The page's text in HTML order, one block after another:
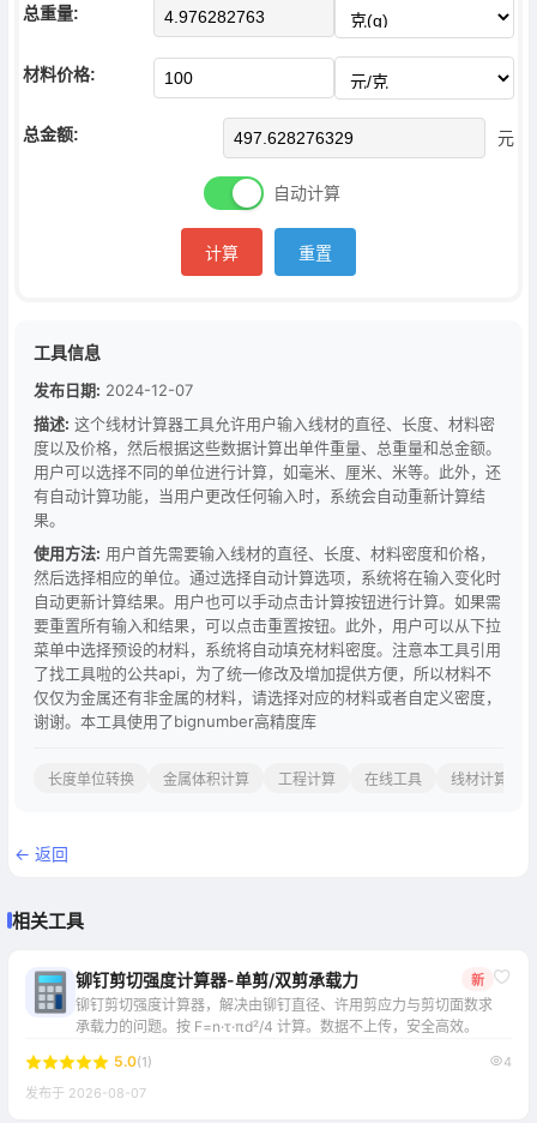
总重量:
材料价格:
总金额: 元
自动计算
计算 重置
工具信息
发布日期: 2024-12-07
描述: 这个线材计算器工具允许用户输入线材的直径、长度、材料密
度以及价格，然后根据这些数据计算出单件重量、总重量和总金额。
用户可以选择不同的单位进行计算，如毫米、厘米、米等。此外，还
有自动计算功能，当用户更改任何输入时，系统会自动重新计算结
果。
使用方法: 用户首先需要输入线材的直径、长度、材料密度和价格，
然后选择相应的单位。通过选择自动计算选项，系统将在输入变化时
自动更新计算结果。用户也可以手动点击计算按钮进行计算。如果需
要重置所有输入和结果，可以点击重置按钮。此外，用户可以从下拉
菜单中选择预设的材料，系统将自动填充材料密度。注意本工具引用
了找工具啦的公共api，为了统一修改及增加提供方便，所以材料不
仅仅为金属还有非金属的材料，请选择对应的材料或者自定义密度，
谢谢。本工具使用了bignumber高精度库
长度单位转换 金属体积计算 工程计算 在线工具 线材计算器
← 返回
相关工具
铆钉剪切强度计算器-单剪/双剪承载力 新
铆钉剪切强度计算器，解决由铆钉直径、许用剪应力与剪切面数求
承载力的问题。按 F=n·τ·πd²/4 计算。数据不上传，安全高效。
5.0(1)
4
发布于 2026-08-07